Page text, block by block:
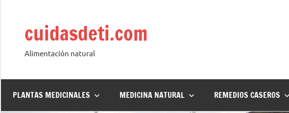
contenidocuidasdeti.com
Alimentación natural
PLANTAS MEDICINALES MEDICINA NATURAL REMEDIOS CASEROS